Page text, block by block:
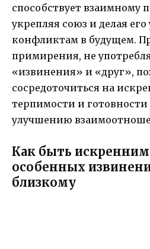
способствует взаимному
укрепляя союз и делая
конфликтам в будущем.
примирения, не
«извинения» и «друг»,
сосредоточиться на
терпимости и готовности
улучшению
Как быть
особенных
близкому